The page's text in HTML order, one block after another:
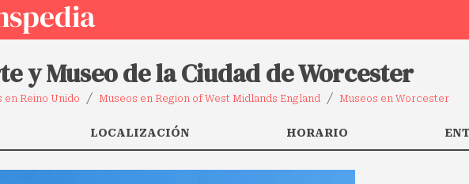
y Museo de la Ciudad de Worcester
en Reino Unido Museos en Region of West Midlands England Museos en Worcester
LOCALIZACIÓN HORARIO